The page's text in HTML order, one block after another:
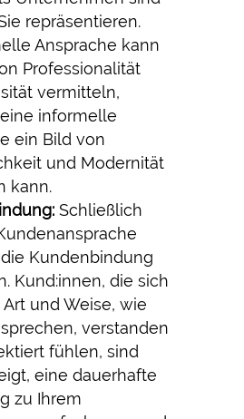
repräsentieren.
Ansprache kann
Professionalität
vermitteln,
informelle
ein Bild von
und Modernität
kann.
Schließlich
Kundenbindung
Kund:innen, die sich
und Weise, wie
verstanden
fühlen, sind
eine dauerhafte
zu Ihrem